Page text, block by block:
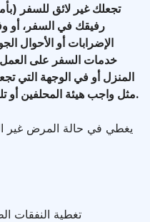
تجعلك غير لائق للسفر
رفيقك في السفر، أو
الإضرابات أو الأحوال
خدمات السفر على العمل.
المنزل أو في الوجهة التي
مثل واجب هيئة المحلفين أو تلقي أمر من المحكمة أو أمر استدعاء.
يغطي في حالة المرض غير
تغطية النفقات